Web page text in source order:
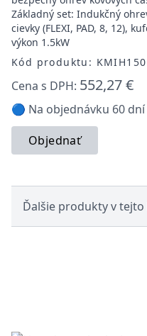
Základný set: Indukčný
cievky (FLEXI, PAD, 8, 12),
výkon 1.5kW
Kód produktu: KMIH150
Cena s DPH: 552,27 €
🔵 Na objednávku 60 dní
Objednať
Ďalšie produkty v